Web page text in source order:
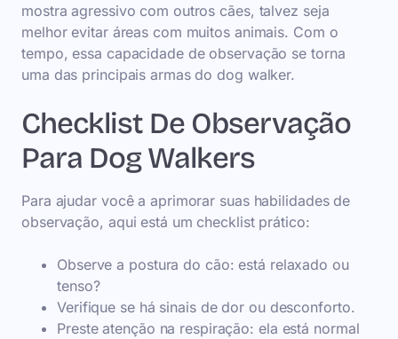
mostra agressivo com outros cães, talvez seja
melhor evitar áreas com muitos animais. Com o
tempo, essa capacidade de observação se torna
uma das principais armas do dog walker.
Checklist De Observação
Para Dog Walkers
Para ajudar você a aprimorar suas habilidades de
observação, aqui está um checklist prático:
Observe a postura do cão: está relaxado ou
tenso?
Verifique se há sinais de dor ou desconforto.
Preste atenção na respiração: ela está normal